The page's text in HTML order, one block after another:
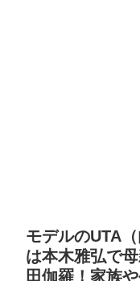
モデルのUTA
は本木雅弘で
田伽羅！家族